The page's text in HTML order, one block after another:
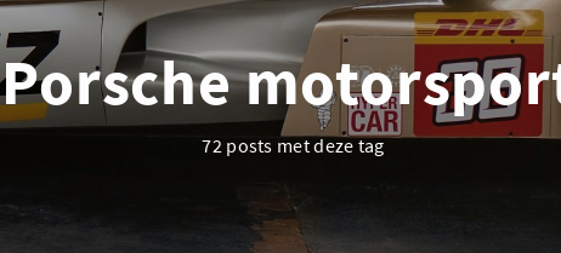
Porsche
72 posts met deze tag